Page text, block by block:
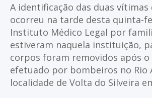
A identificação das duas
ocorreu na tarde desta quinta-
Instituto Médico Legal por
estiveram naquela instituição,
corpos foram removidos após o
efetuado por bombeiros no Rio
localidade de Volta do Silveira